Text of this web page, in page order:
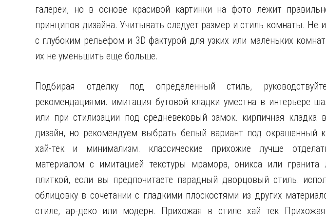
галереи, но в основе красивой картинки на фото лежит
принципов дизайна. Учитывать следует размер и стиль комнаты. Не
с глубоким рельефом и 3D фактурой для узких или маленьких
их не уменьшить еще больше.
Подбирая отделку под определенный стиль,
рекомендациями. имитация бутовой кладки уместна в интерьере
или при стилизации под средневековый замок. кирпичная кладка
дизайн, но рекомендуем выбрать белый вариант под окрашенный
хай-тек и минимализм. классические прихожие лучше
материалом с имитацией текстуры мрамора, оникса или гранита
плиткой, если вы предпочитаете парадный дворцовый стиль.
облицовку в сочетании с гладкими плоскостями из других
стиле, ар-деко или модерн. Прихожая в стиле хай тек